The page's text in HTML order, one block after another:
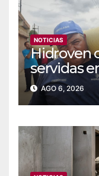
NOTICIAS
Hidroven
servidas
AGO 6, 2026